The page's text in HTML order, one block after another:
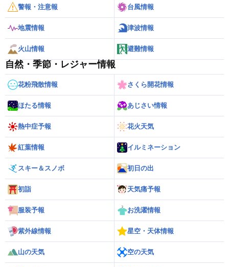
警報・注意報 台風情報
地震情報 津波情報
火山情報 避難情報
自然・季節・レジャー情報
花粉飛散情報 さくら開花情報
ほたる情報 あじさい情報
熱中症予報 花火天気
紅葉情報 イルミネーション
スキー＆スノボ 初日の出
初詣 天気痛予報
服装予報 お洗濯情報
紫外線情報 星空・天体情報
山の天気 空の天気